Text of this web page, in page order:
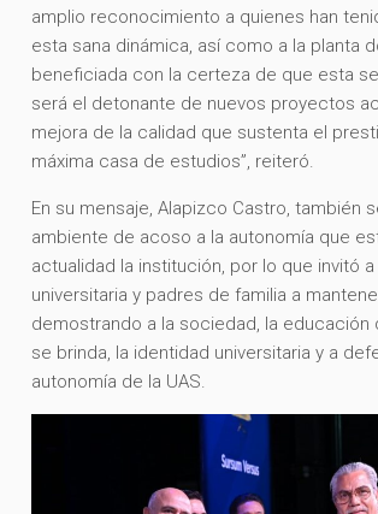
amplio reconocimiento a quienes han
esta sana dinámica, así como a la planta
beneficiada con la certeza de que esta
será el detonante de nuevos proyectos
mejora de la calidad que sustenta el
máxima casa de estudios”, reiteró.
En su mensaje, Alapizco Castro, también
ambiente de acoso a la autonomía que
actualidad la institución, por lo que invitó
universitaria y padres de familia a
demostrando a la sociedad, la educación
se brinda, la identidad universitaria y a
autonomía de la UAS.